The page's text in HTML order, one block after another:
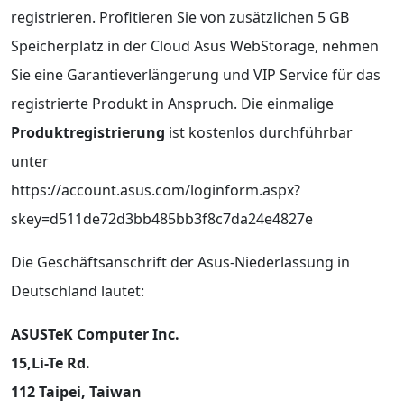
registrieren. Profitieren Sie von zusätzlichen 5 GB
Speicherplatz in der Cloud Asus WebStorage, nehmen
Sie eine Garantieverlängerung und VIP Service für das
registrierte Produkt in Anspruch. Die einmalige
Produktregistrierung ist kostenlos durchführbar
unter
https://account.asus.com/loginform.aspx?
skey=d511de72d3bb485bb3f8c7da24e4827e
Die Geschäftsanschrift der Asus-Niederlassung in
Deutschland lautet:
ASUSTeK Computer Inc.
15,Li-Te Rd.
112 Taipei, Taiwan